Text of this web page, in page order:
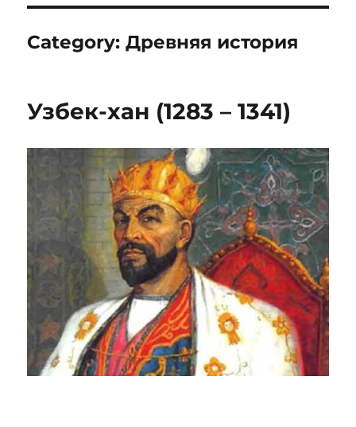
Category:Древняя история
Узбек-хан (1283 – 1341)